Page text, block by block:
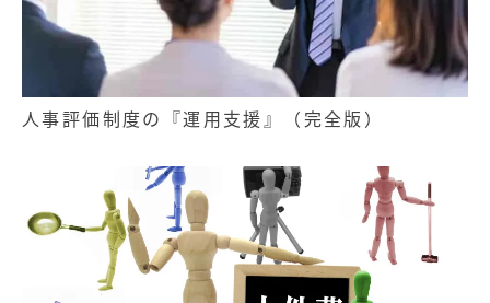
人事評価制度の『運用支援』（完全版）